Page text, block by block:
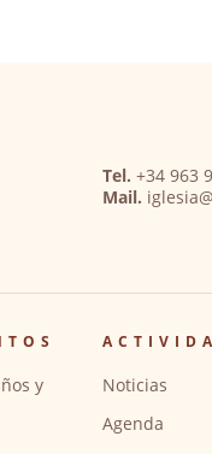
Tel. +34 963
Mail.
y
Noticias
Agenda